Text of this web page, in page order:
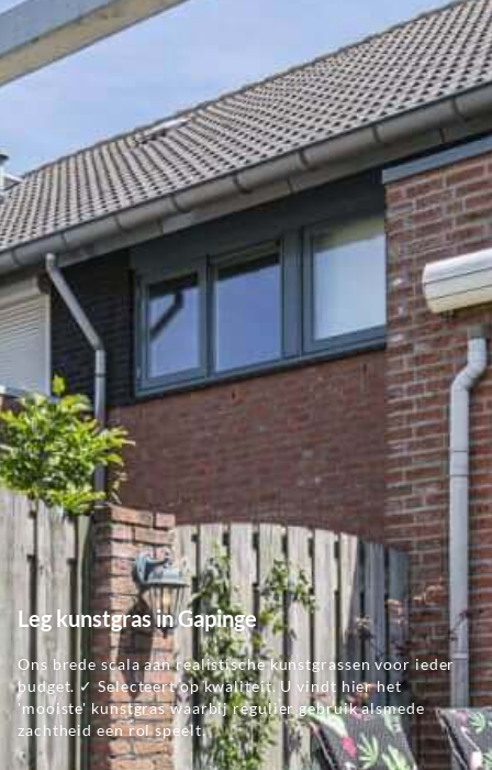
Leg kunstgras in Gapinge
Ons brede scala aan realistische kunstgrassen voor ieder
budget. ✓ Selecteert op kwaliteit. U vindt hier het
'mooiste' kunstgras waarbij regulier gebruik alsmede
zachtheid een rol speelt.